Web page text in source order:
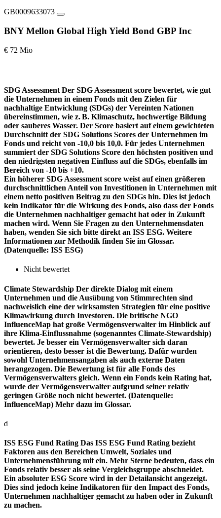
GB0009633073
BNY Mellon Global High Yield Bond GBP Inc
€ 72 Mio
SDG Assessment Der SDG Assessment score bewertet, wie gut
die Unternehmen in einem Fonds mit den Zielen für
nachhaltige Entwicklung (SDGs) der Vereinten Nationen
übereinstimmen, wie z. B. Klimaschutz, hochwertige Bildung
oder sauberes Wasser. Der Score basiert auf einem gewichteten
Durchschnitt der SDG Solutions Scores der Unternehmen im
Fonds und reicht von -10,0 bis 10,0. Für jedes Unternehmen
summiert der SDG Solutions Score den höchsten positiven und
den niedrigsten negativen Einfluss auf die SDGs, ebenfalls im
Bereich von -10 bis +10.
Ein höherer SDG Assessment score weist auf einen größeren
durchschnittlichen Anteil von Investitionen in Unternehmen mit
einem netto positiven Beitrag zu den SDGs hin. Dies ist jedoch
kein Indikator für die Wirkung des Fonds, also dass der Fonds
die Unternehmen nachhaltiger gemacht hat oder in Zukunft
machen wird. Wenn Sie Fragen zu den Unternehmensdaten
haben, wenden Sie sich bitte direkt an ISS ESG. Weitere
Informationen zur Methodik finden Sie im Glossar.
(Datenquelle: ISS ESG)
Nicht bewertet
Climate Stewardship Der direkte Dialog mit einem
Unternehmen und die Ausübung von Stimmrechten sind
nachweislich eine der wirksamsten Strategien für eine positive
Klimawirkung durch Investoren. Die britische NGO
InfluenceMap hat große Vermögensverwalter im Hinblick auf
ihre Klima-Einflussnahme (sogenanntes Climate-Stewardship)
bewertet. Je besser ein Vermögensverwalter sich daran
orientieren, desto besser ist die Bewertung. Dafür wurden
sowohl Unternehmensangaben als auch externe Daten
herangezogen. Die Bewertung ist für alle Fonds des
Vermögensverwalters gleich. Wenn ein Fonds kein Rating hat,
wurde der Vermögensverwalter aufgrund seiner relativ
geringen Größe noch nicht bewertet. (Datenquelle:
InfluenceMap) Mehr dazu im Glossar.
d
ISS ESG Fund Rating Das ISS ESG Fund Rating bezieht
Faktoren aus den Bereichen Umwelt, Soziales und
Unternehmensführung mit ein. Mehr Sterne bedeuten, dass ein
Fonds relativ besser als seine Vergleichsgruppe abschneidet.
Ein absoluter ESG Score wird in der Detailansicht angezeigt.
Dies sind jedoch keine Indikatoren für den Impact des Fonds,
Unternehmen nachhaltiger gemacht zu haben oder in Zukunft
zu machen.